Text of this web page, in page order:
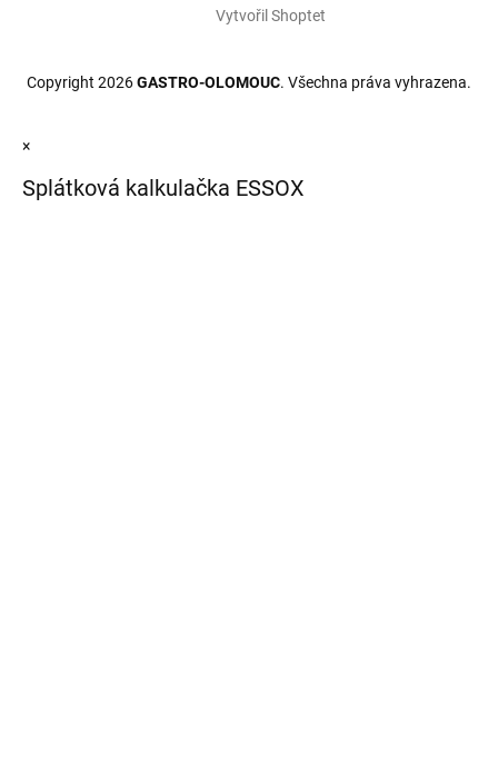
Vytvořil Shoptet
Copyright 2026GASTRO-OLOMOUC. Všechna práva vyhrazena.
×
Splátková kalkulačka ESSOX